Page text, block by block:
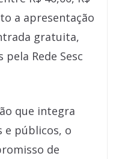
a apresentação
gratuita,
Rede Sesc
que integra
e públicos, o
de